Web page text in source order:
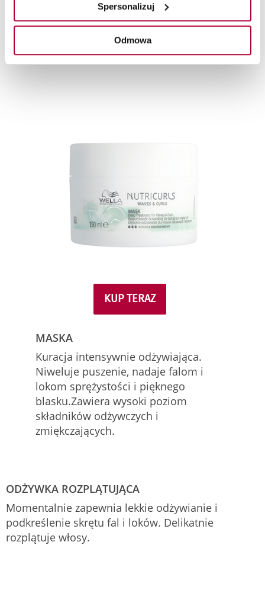
Spersonalizuj
Odmowa
KUP TERAZ
MASKA
Kuracja intensywnie odżywiająca.
Niweluje puszenie, nadaje falom i
lokom sprężystości i pięknego
blasku.Zawiera wysoki poziom
składników odżywczych i
zmiękczających.
ODŻYWKA ROZPLĄTUJĄCA
Momentalnie zapewnia lekkie odżywianie i
podkreślenie skrętu fal i loków. Delikatnie
rozplątuje włosy.